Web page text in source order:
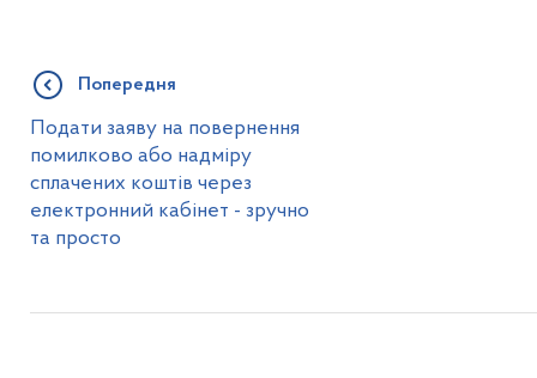
Попередня
Подати заяву на повернення
помилково або надміру
сплачених коштів через
електронний кабінет - зручно
та просто